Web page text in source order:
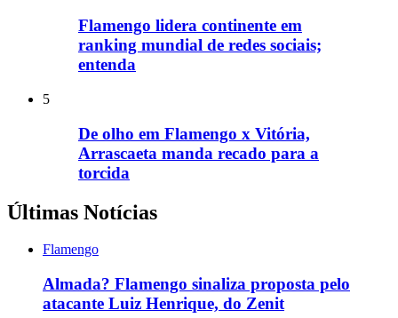
Flamengo lidera continente em
ranking mundial de redes sociais;
entenda
5
De olho em Flamengo x Vitória,
Arrascaeta manda recado para a
torcida
Últimas Notícias
Flamengo
Almada? Flamengo sinaliza proposta pelo
atacante Luiz Henrique, do Zenit